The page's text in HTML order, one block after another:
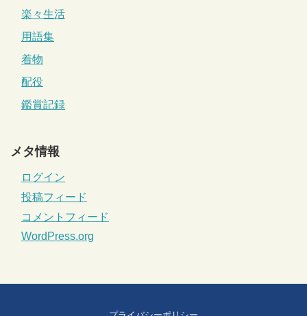
楽々生活
用語集
着物
配役
鑑賞記録
メタ情報
ログイン
投稿フィード
コメントフィード
WordPress.org